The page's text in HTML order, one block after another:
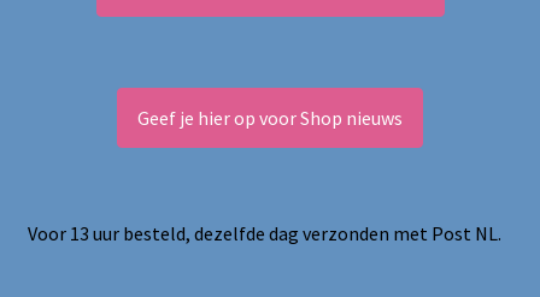
Geef je hier op voor Shop nieuws
Voor 13 uur besteld, dezelfde dag verzonden met Post NL.